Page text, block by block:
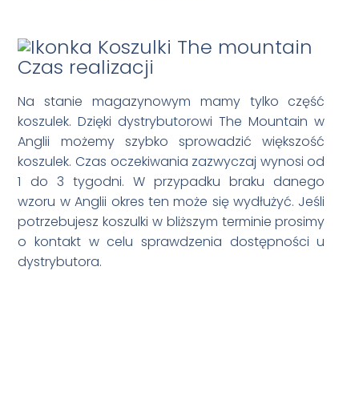
Czas realizacji
Na stanie magazynowym mamy tylko część
koszulek. Dzięki dystrybutorowi The Mountain w
Anglii możemy szybko sprowadzić większość
koszulek. Czas oczekiwania zazwyczaj wynosi od
1 do 3 tygodni. W przypadku braku danego
wzoru w Anglii okres ten może się wydłużyć. Jeśli
potrzebujesz koszulki w bliższym terminie prosimy
o kontakt w celu sprawdzenia dostępności u
dystrybutora.